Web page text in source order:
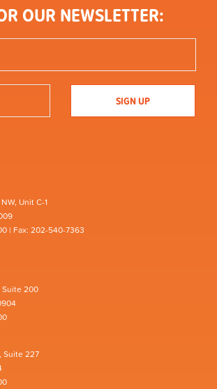
OUR NEWSLETTER:
Unit C-1
| Fax: 202-540-7363
Suite 200
Suite 227